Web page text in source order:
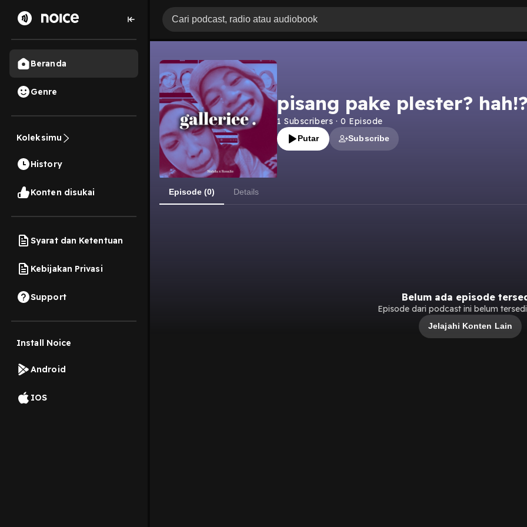
Beranda
Genre
Koleksimu
History
Konten disukai
Syarat dan Ketentuan
Kebijakan Privasi
Support
Install Noice
Android
IOS
pisang pake plester?
1 Subscribers · 0 Episode
Putar Subscribe
Episode (0) Details
Belum ada episode
Episode dari podcast ini belum
Jelajahi Konten Lain